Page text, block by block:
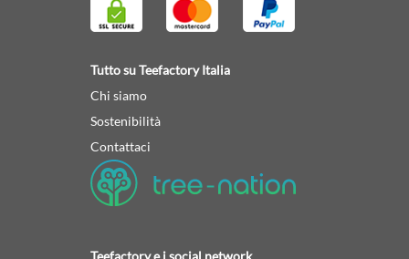
Tutto su Teefactory Italia
Chi siamo
Sostenibilità
Contattaci
Teefactory e i social network